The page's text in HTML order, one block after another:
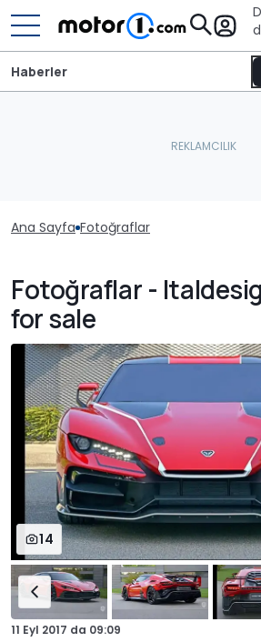
Haberler
Ana Sayfa Fotoğraflar
Fotoğraflar -
for sale
14
11 Eyl 2017 da 09:09